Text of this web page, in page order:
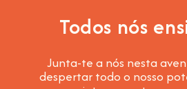
Todos nós
Junta-te a nós nesta
despertar todo o nosso